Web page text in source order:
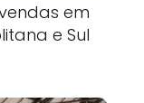
em
e Sul